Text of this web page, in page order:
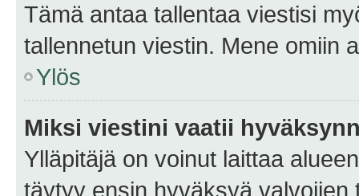
Tämä antaa tallentaa viestisi
tallennetun viestin. Mene omiin
Ylös
Miksi viestini vaatii
Ylläpitäjä on voinut laittaa
täytyy ensin hyväksyä